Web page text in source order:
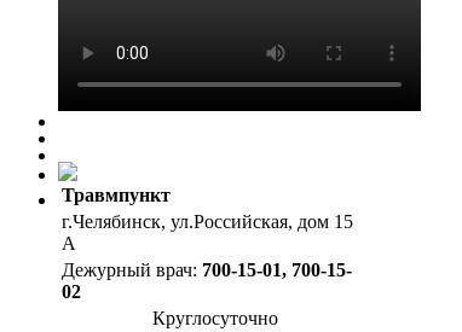
Травмпункт
г.Челябинск, ул.Российская, дом 15
А
Дежурный врач: 700-15-01, 700-15-
02
Круглосуточно